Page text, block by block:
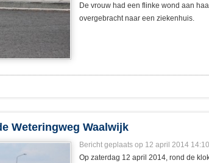
De vrouw had een flinke wond aan
overgebracht naar een ziekenhuis.
Weteringweg Waalwijk
Bericht geplaats op 12 april 2014 14:10
Op zaterdag 12 april 2014, rond de